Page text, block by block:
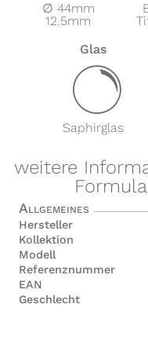
∅ 44mm
12.5mm
Glas
y
Saphirglas
weitere
Allgemeines
Hersteller
Kollektion
Modell
Referenznummer
EAN
Geschlecht